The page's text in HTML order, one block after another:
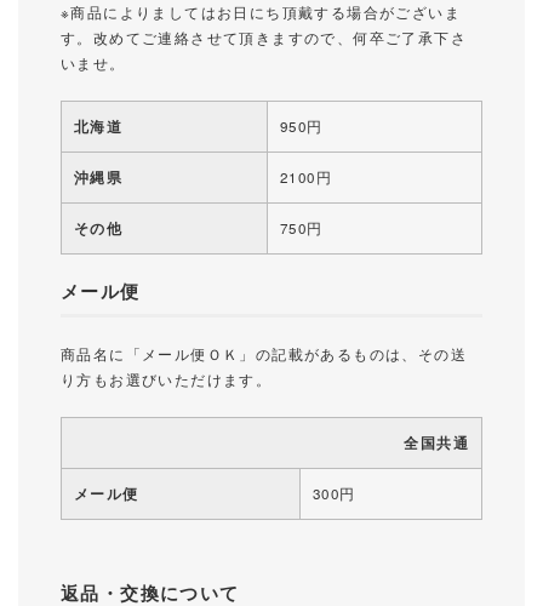
※商品によりましてはお日にち頂戴する場合がございま
す。改めてご連絡させて頂きますので、何卒ご了承下さ
いませ。
北海道 950円
沖縄県 2100円
その他 750円
メール便
商品名に「メール便ＯＫ」の記載があるものは、その送
り方もお選びいただけます。
全国共通
メール便 300円
返品・交換について